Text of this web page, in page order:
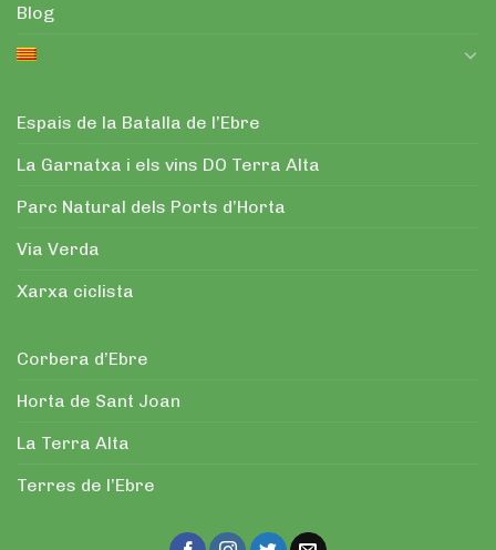
Blog
Espais de la Batalla de l’Ebre
La Garnatxa i els vins DO Terra Alta
Parc Natural dels Ports d’Horta
Via Verda
Xarxa ciclista
Corbera d’Ebre
Horta de Sant Joan
La Terra Alta
Terres de l’Ebre